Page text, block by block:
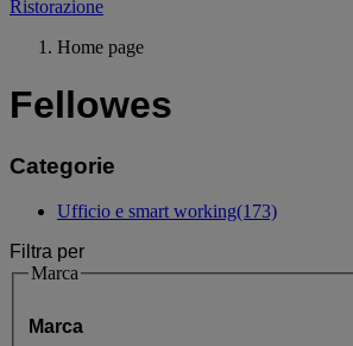
Ristorazione
Home page
Fellowes
Categorie
Ufficio e smart working(173)
Filtra per
Marca
Marca